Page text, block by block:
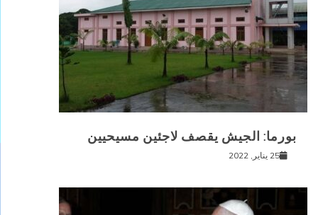
بورما: الجيش يقصف لاجئين مسيحيين
25 يناير, 2022